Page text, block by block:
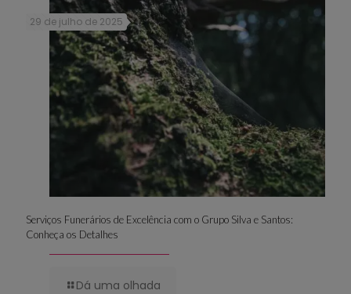
29 de julho de 2025
Serviços Funerários de Excelência com o Grupo Silva e Santos:
Conheça os Detalhes
Dá uma olhada